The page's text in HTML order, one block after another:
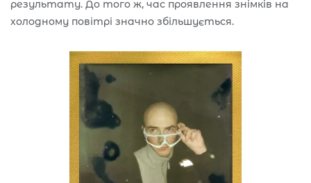
результату. До того ж, час проявлення знімків на
холодному повітрі значно збільшується.